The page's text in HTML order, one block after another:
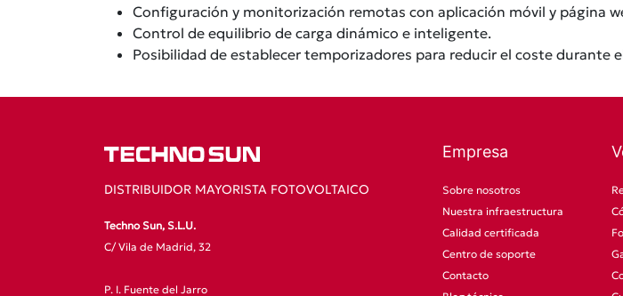
Configuración y monitorización remotas con aplicación móvil y página
Control de equilibrio de carga dinámico e inteligente.
Posibilidad de establecer temporizadores para reducir el coste durante
DISTRIBUIDOR MAYORISTA FOTOVOLTAICO
Techno Sun, S.L.U.
C/ Vila de Madrid, 32
P. I. Fuente del Jarro
Empresa
Sobre nosotros
Nuestra infraestructura
Calidad certificada
Centro de soporte
Contacto